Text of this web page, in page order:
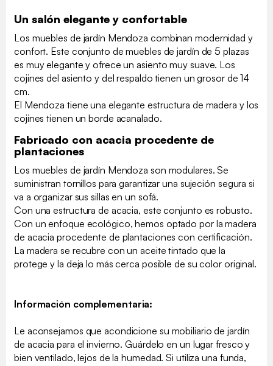
Un salón elegante y confortable
Los muebles de jardín Mendoza combinan modernidad y
confort. Este conjunto de muebles de jardín de 5 plazas
es muy elegante y ofrece un asiento muy suave. Los
cojines del asiento y del respaldo tienen un grosor de 14
cm.
El Mendoza tiene una elegante estructura de madera y los
cojines tienen un borde acanalado.
Fabricado con acacia procedente de
plantaciones
Los muebles de jardín Mendoza son modulares. Se
suministran tornillos para garantizar una sujeción segura si
va a organizar sus sillas en un sofá.
Con una estructura de acacia, este conjunto es robusto.
Con un enfoque ecológico, hemos optado por la madera
de acacia procedente de plantaciones con certificación.
La madera se recubre con un aceite tintado que la
protege y la deja lo más cerca posible de su color original.
Información complementaria:
Le aconsejamos que acondicione su mobiliario de jardín
de acacia para el invierno. Guárdelo en un lugar fresco y
bien ventilado, lejos de la humedad. Si utiliza una funda,